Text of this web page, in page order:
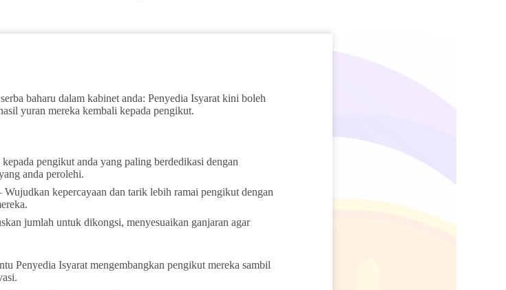
baharu dalam kabinet anda: Penyedia Isyarat kini boleh
yuran mereka kembali kepada pengikut.
pengikut anda yang paling berdedikasi dengan
anda perolehi.
kepercayaan dan tarik lebih ramai pengikut dengan
jumlah untuk dikongsi, menyesuaikan ganjaran agar
Penyedia Isyarat mengembangkan pengikut mereka sambil